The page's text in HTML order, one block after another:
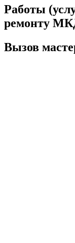
Работы
ремонту
Вызов